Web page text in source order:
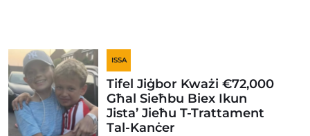
ISSA
Tifel Jiġbor Kważi €72,000
Għal Sieħbu Biex Ikun
Jista’ Jieħu T-Trattament
Tal-Kanċer